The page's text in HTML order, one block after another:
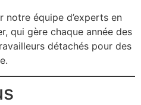
notre équipe d’experts en
qui gère chaque année des
détachés pour des